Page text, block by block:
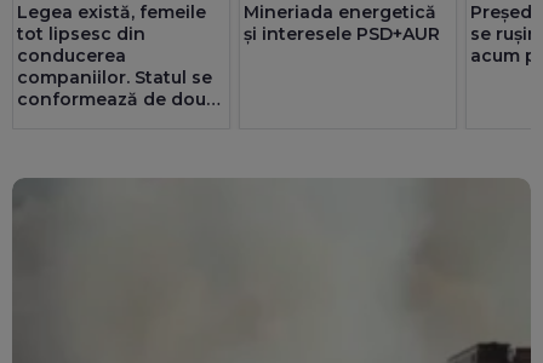
Legea există, femeile
tot lipsesc din
conducerea
companiilor. Statul se
conformează de două
Mineriada energetică
și interesele PSD+AUR
se
acum